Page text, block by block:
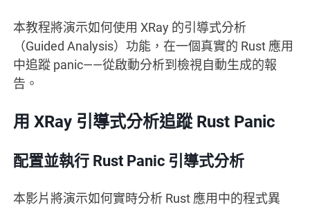
本教程將演示如何使用 XRay 的引導式分析
（Guided Analysis）功能，在一個真實的 Rust 應用
中追蹤 panic——從啟動分析到檢視自動生成的報
告。
用 XRay 引導式分析追蹤 Rust Panic
配置並執行 Rust Panic 引導式分析
本影片將演示如何實時分析 Rust 應用中的程式異